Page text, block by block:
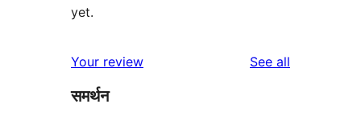
yet.
Your review See all
समर्थन